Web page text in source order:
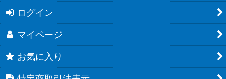
ログイン
マイページ
お気に入り